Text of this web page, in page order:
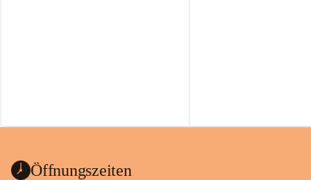
Öffnungszeiten